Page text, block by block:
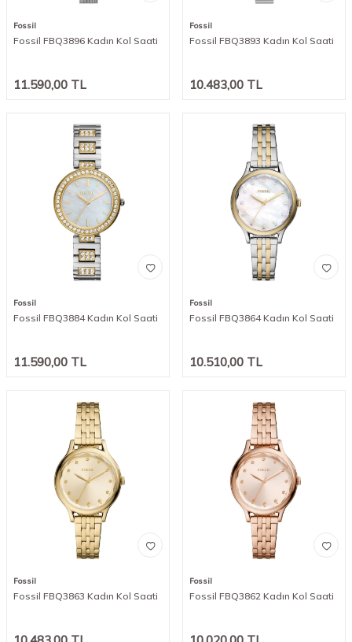
Fossil
Fossil FBQ3896 Kadın Kol Saati
11.590,00 TL
Fossil
Fossil FBQ3893 Kadın Kol Saati
10.483,00 TL
Fossil
Fossil FBQ3884 Kadın Kol Saati
11.590,00 TL
Fossil
Fossil FBQ3864 Kadın Kol Saati
10.510,00 TL
Fossil
Fossil FBQ3863 Kadın Kol Saati
Fossil
Fossil FBQ3862 Kadın Kol Saati